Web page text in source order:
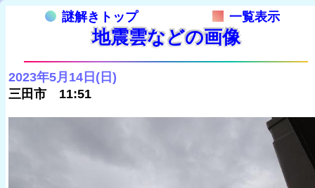
謎解きトップ 一覧表示
地震雲などの画像
2023年5月14日(日)
三田市 11:51